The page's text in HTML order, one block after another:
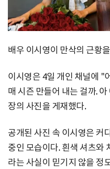
배우 이시영이 만삭의 근황
이시영은 4일 개인 채널에 "
매 시즌 만들어 내는 걸까.
장의 사진을 게재했다.
공개된 사진 속 이시영은 커
중인 모습이다. 흰색 셔츠와
라는 사실이 믿기지 않을 정